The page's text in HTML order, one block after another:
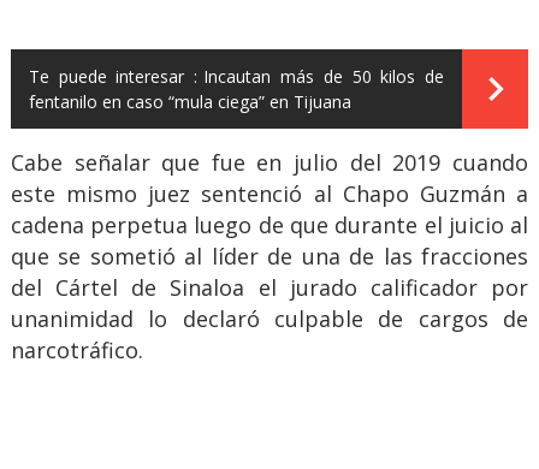
Te puede interesar : Incautan más de 50 kilos de
fentanilo en caso “mula ciega” en Tijuana
Cabe señalar que fue en julio del 2019 cuando
este mismo juez sentenció al Chapo Guzmán a
cadena perpetua luego de que durante el juicio al
que se sometió al líder de una de las fracciones
del Cártel de Sinaloa el jurado calificador por
unanimidad lo declaró culpable de cargos de
narcotráfico.